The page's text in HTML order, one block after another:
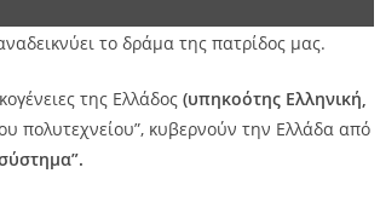
το δράμα της πατρίδος μας.
της Ελλάδος (υπηκοότης Ελληνική,
πολυτεχνείου”, κυβερνούν την Ελλάδα από